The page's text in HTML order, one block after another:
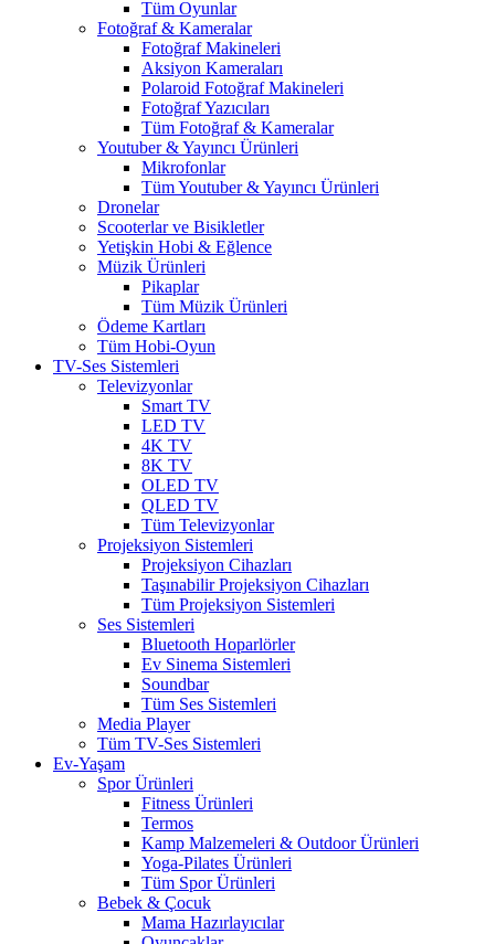
Tüm Oyunlar
Fotoğraf & Kameralar
Fotoğraf Makineleri
Aksiyon Kameraları
Polaroid Fotoğraf Makineleri
Fotoğraf Yazıcıları
Tüm Fotoğraf & Kameralar
Youtuber & Yayıncı Ürünleri
Mikrofonlar
Tüm Youtuber & Yayıncı Ürünleri
Dronelar
Scooterlar ve Bisikletler
Yetişkin Hobi & Eğlence
Müzik Ürünleri
Pikaplar
Tüm Müzik Ürünleri
Ödeme Kartları
Tüm Hobi-Oyun
TV-Ses Sistemleri
Televizyonlar
Smart TV
LED TV
4K TV
8K TV
OLED TV
QLED TV
Tüm Televizyonlar
Projeksiyon Sistemleri
Projeksiyon Cihazları
Taşınabilir Projeksiyon Cihazları
Tüm Projeksiyon Sistemleri
Ses Sistemleri
Bluetooth Hoparlörler
Ev Sinema Sistemleri
Soundbar
Tüm Ses Sistemleri
Media Player
Tüm TV-Ses Sistemleri
Ev-Yaşam
Spor Ürünleri
Fitness Ürünleri
Termos
Kamp Malzemeleri & Outdoor Ürünleri
Yoga-Pilates Ürünleri
Tüm Spor Ürünleri
Bebek & Çocuk
Mama Hazırlayıcılar